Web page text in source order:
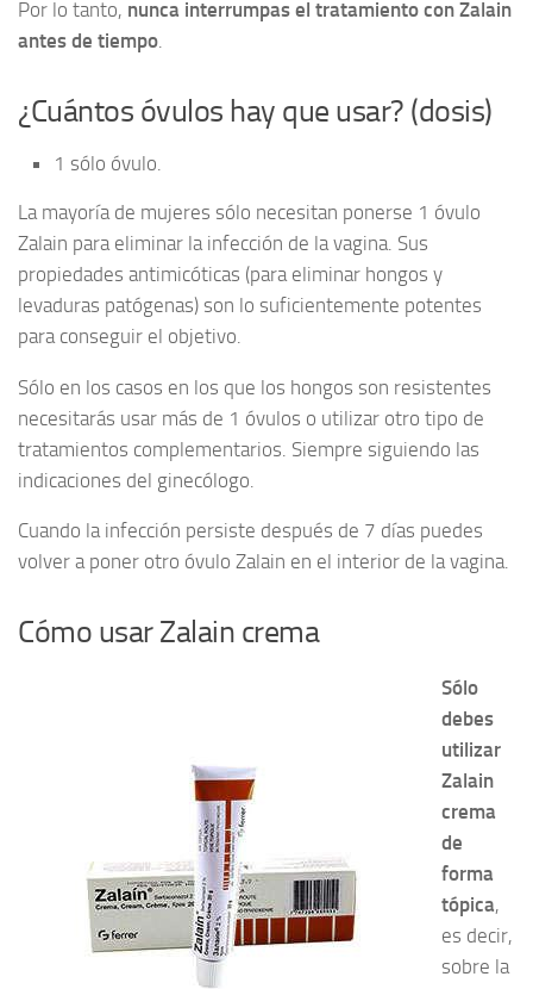
Por lo tanto, nunca interrumpas el tratamiento con Zalain
antes de tiempo
¿Cuántos óvulos hay que usar? (dosis)
1 sólo óvulo.
La mayoría de mujeres sólo necesitan ponerse 1 óvulo
Zalain para eliminar la infección de la vagina. Sus
propiedades antimicóticas (para eliminar hongos y
levaduras patógenas) son lo suficientemente potentes
para conseguir el objetivo.
Sólo en los casos en los que los hongos son resistentes
necesitarás usar más de 1 óvulos o utilizar otro tipo de
tratamientos complementarios. Siempre siguiendo las
indicaciones del ginecólogo.
Cuando la infección persiste después de 7 días puedes
volver a poner otro óvulo Zalain en el interior de la vagina.
Cómo usar Zalain crema
Sólo
debes
utilizar
Zalain
crema
de
forma
tópica,
es decir,
sobre la